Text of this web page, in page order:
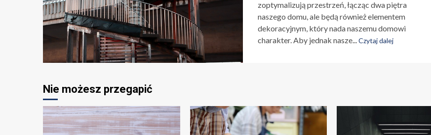
zoptymalizują przestrzeń, łącząc dwa piętra
naszego domu, ale będą również elementem
dekoracyjnym, który nada naszemu domowi
charakter. Aby jednak nasze...Czytaj dalej
Nie możesz przegapić